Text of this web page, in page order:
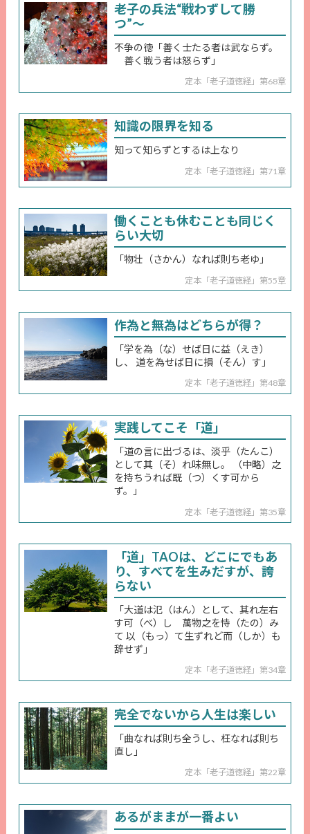
老子の兵法“戦わずして勝
つ”～
不争の徳「善く士たる者は武ならず。
善く戦う者は怒らず」
定本「老子道徳経」第68章
知識の限界を知る
知って知らずとするは上なり
定本「老子道徳経」第71章
働くことも休むことも同じく
らい大切
「物壮（さかん）なれば則ち老ゆ」
定本「老子道徳経」第55章
作為と無為はどちらが得？
「学を為（な）せば日に益（えき）
し、 道を為せば日に損（そん）す」
定本「老子道徳経」第48章
実践してこそ「道」
「道の言に出づるは、淡乎（たんこ）
として其（そ）れ味無し。 （中略）之
を持ちうれば既（つ）くす可から
ず。」
定本「老子道徳経」第35章
「道」TAOは、どこにでもあ
り、すべてを生みだすが、誇
らない
「大道は氾（はん）として、其れ左右
す可（べ）し 萬物之を恃（たの）み
て 以（もっ）て生ずれど而（しか）も
辞せず」
定本「老子道徳経」第34章
完全でないから人生は楽しい
「曲なれば則ち全うし、枉なれば則ち
直し」
定本「老子道徳経」第22章
あるがままが一番よい